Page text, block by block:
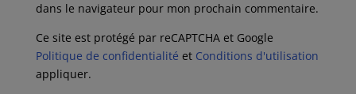
dans le navigateur pour mon prochain commentaire.
Ce site est protégé par reCAPTCHA et Google
Politique de confidentialité et Conditions d'utilisation
appliquer.